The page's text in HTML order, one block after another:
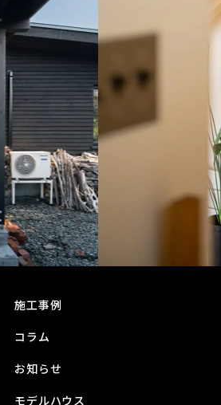
施工事例
コラム
お知らせ
モデルハウス